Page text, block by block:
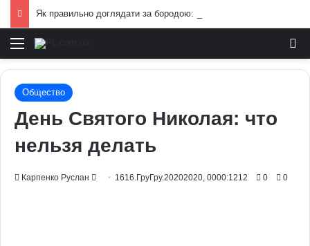
Меню
Общество
День Святого Николая: что
нельзя делать
Карпенко Руслан
Send 1616.ГруГру.20202020, 0000:1212 0 0